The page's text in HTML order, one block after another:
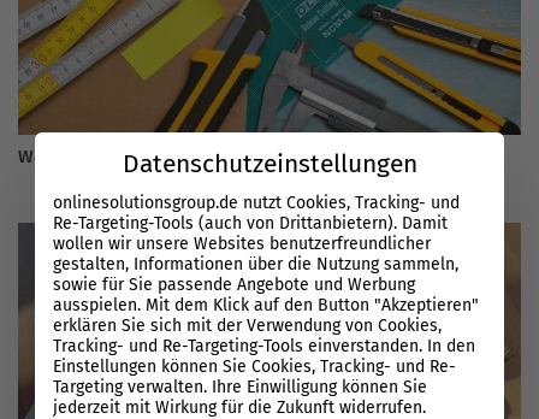
Warum ist ein Online-Marketing-Tool im SEO wichtig?
Datenschutzeinstellungen
onlinesolutionsgroup.de nutzt Cookies, Tracking- und
Re-Targeting-Tools (auch von Drittanbietern). Damit
wollen wir unsere Websites benutzerfreundlicher
gestalten, Informationen über die Nutzung sammeln,
sowie für Sie passende Angebote und Werbung
ausspielen. Mit dem Klick auf den Button "Akzeptieren"
erklären Sie sich mit der Verwendung von Cookies,
Tracking- und Re-Targeting-Tools einverstanden. In den
Einstellungen können Sie Cookies, Tracking- und Re-
Targeting verwalten. Ihre Einwilligung können Sie
jederzeit mit Wirkung für die Zukunft widerrufen.